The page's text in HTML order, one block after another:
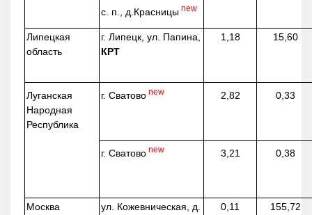
с. п., д.Красницы new
Липецкая
область
г. Липецк, ул. Папина,
КРТ
1,18 15,60
Луганская
Народная
Республика
г. Сватово new 2,82 0,33
г. Сватово new 3,21 0,38
Москва ул. Кожевническая, д.
0,11 155,72